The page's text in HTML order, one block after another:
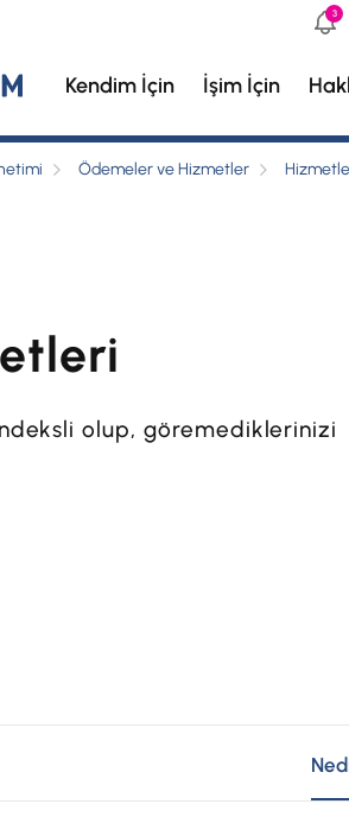
3
Kendim İçin İşim İçin
Ödemeler ve Hizmetler
olup, göremediklerinizi